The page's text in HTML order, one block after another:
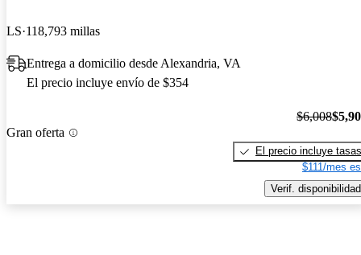
LS 118,793 millas
Entrega a domicilio desde Alexandria, VA
El precio incluye envío de $354
Gran oferta
$6,008
El precio incluye tasas
$111/mes
Verif. disponibilidad